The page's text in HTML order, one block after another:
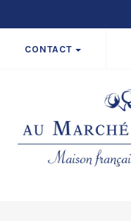
CONTACT